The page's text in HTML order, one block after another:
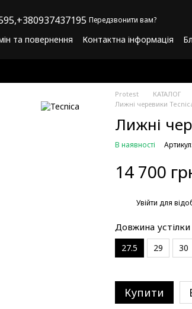
+380937437195 Передзвонити вам?
та повернення Контактна інформація
Protest КАТАЛОГ
Лижні черевики
Лижні
В наявності
14 700
Увійти для
Довжина устілки
27.5 29 30
Купити